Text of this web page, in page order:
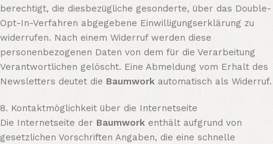
berechtigt, die diesbezügliche gesonderte, über das Double-
Opt-In-Verfahren abgegebene Einwilligungserklärung zu
widerrufen. Nach einem Widerruf werden diese
personenbezogenen Daten von dem für die Verarbeitung
Verantwortlichen gelöscht. Eine Abmeldung vom Erhalt des
Newsletters deutet die Baumwork automatisch als Widerruf.
8. Kontaktmöglichkeit über die Internetseite
Die Internetseite der Baumwork enthält aufgrund von
gesetzlichen Vorschriften Angaben, die eine schnelle